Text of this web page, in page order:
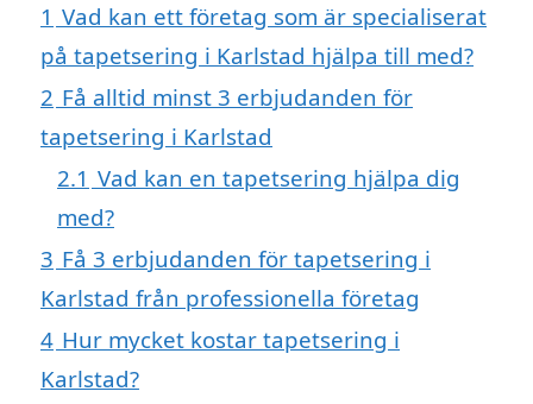
1 Vad kan ett företag som är specialiserat
på tapetsering i Karlstad hjälpa till med?
2 Få alltid minst 3 erbjudanden för
tapetsering i Karlstad
2.1 Vad kan en tapetsering hjälpa dig
med?
3 Få 3 erbjudanden för tapetsering i
Karlstad från professionella företag
4 Hur mycket kostar tapetsering i
Karlstad?